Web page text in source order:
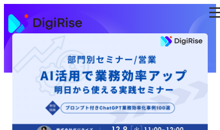
ン
テ
ン
ツ